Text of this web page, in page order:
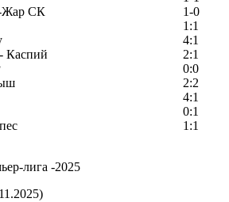
Жар СК
1-0
1:1
4:1
Каспий
2:1
0:0
2:2
4:1
0:1
1:1
лига -2025